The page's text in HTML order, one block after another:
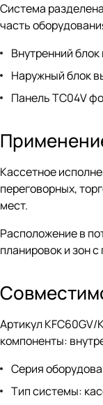
Система
часть
Внутренний
Наружный блок
Панель TC04V
Кассетное
переговорных,
мест.
Расположение в
планировок и зон
Артикул
компоненты:
Серия
Тип системы: